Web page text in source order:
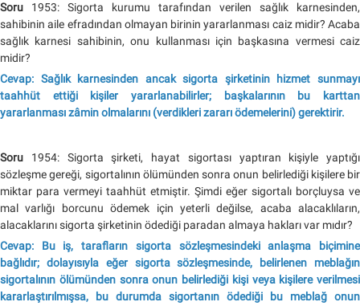
Soru 1953: Sigorta kurumu tarafından verilen sağlık karnesinden,
sahibinin aile efradından olmayan birinin yararlanması caiz midir? Acaba
sağlık karnesi sahibinin, onu kullanması için başkasına vermesi caiz
midir?
Cevap: Sağlık karnesinden ancak sigorta şirketinin hizmet sunmayı
taahhüt ettiği kişiler yararlanabilirler; başkalarının bu karttan
yararlanması zâmin olmalarını (verdikleri zararı ödemelerini) gerektirir.
Soru 1954: Sigorta şirketi, hayat sigortası yaptıran kişiyle yaptığı
sözleşme gereği, sigortalının ölümünden sonra onun belirlediği kişilere bir
miktar para vermeyi taahhüt etmiştir. Şimdi eğer sigortalı borçluysa ve
mal varlığı borcunu ödemek için yeterli değilse, acaba alacaklıların,
alacaklarını sigorta şirketinin ödediği paradan almaya hakları var mıdır?
Cevap: Bu iş, tarafların sigorta sözleşmesindeki anlaşma biçimine
bağlıdır; dolayısıyla eğer sigorta sözleşmesinde, belirlenen meblağın
sigortalının ölümünden sonra onun belirlediği kişi veya kişilere verilmesi
kararlaştırılmışsa, bu durumda sigortanın ödediği bu meblağ onun